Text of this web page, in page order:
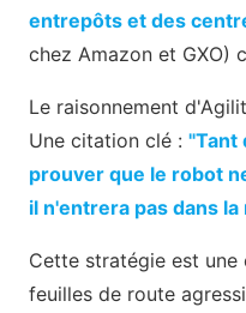
entrepôts et des
chez Amazon et GXO)
Le raisonnement
Une citation clé : "Tant
prouver que le robot
il n'entrera pas dans la
Cette stratégie est
feuilles de route